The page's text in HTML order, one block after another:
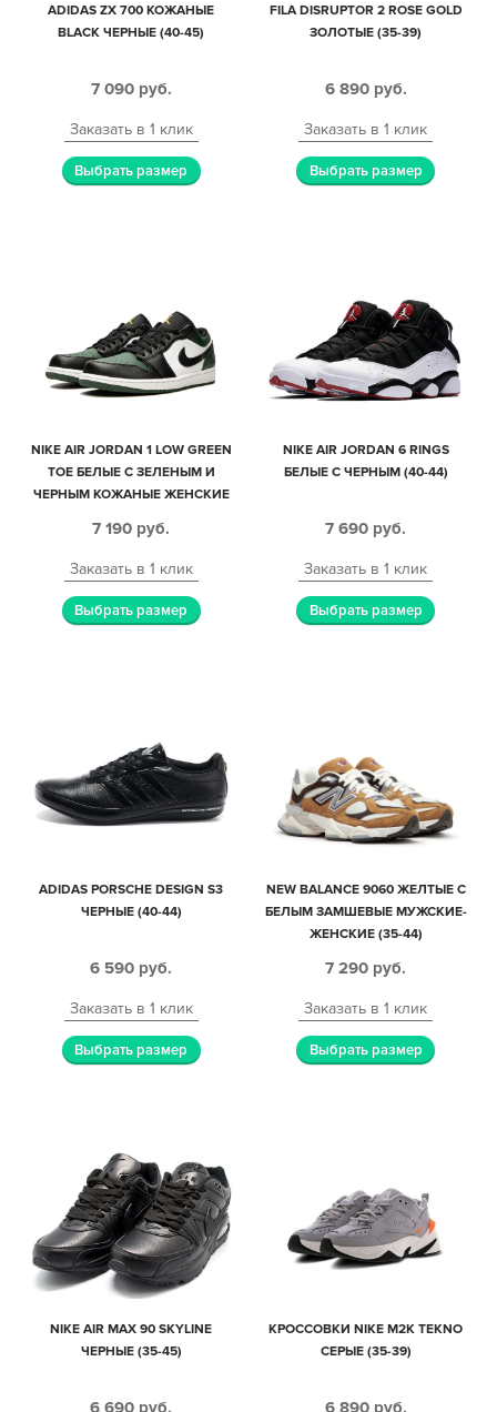
ADIDAS ZX 700 КОЖАНЫЕ
BLACK ЧЕРНЫЕ (40-45)
7 090 руб.
Заказать в 1 клик
Выбрать размер
FILA DISRUPTOR 2 ROSE GOLD
ЗОЛОТЫЕ (35-39)
6 890 руб.
Заказать в 1 клик
Выбрать размер
NIKE AIR JORDAN 1 LOW GREEN
TOE БЕЛЫЕ С ЗЕЛЕНЫМ И
ЧЕРНЫМ КОЖАНЫЕ ЖЕНСКИЕ
7 190 руб.
Заказать в 1 клик
Выбрать размер
NIKE AIR JORDAN 6 RINGS
БЕЛЫЕ С ЧЕРНЫМ (40-44)
7 690 руб.
Заказать в 1 клик
Выбрать размер
ADIDAS PORSCHE DESIGN S3
ЧЕРНЫЕ (40-44)
6 590 руб.
Заказать в 1 клик
Выбрать размер
NEW BALANCE 9060 ЖЕЛТЫЕ С
БЕЛЫМ ЗАМШЕВЫЕ МУЖСКИЕ-
ЖЕНСКИЕ (35-44)
7 290 руб.
Заказать в 1 клик
Выбрать размер
NIKE AIR MAX 90 SKYLINE
ЧЕРНЫЕ (35-45)
6 690 руб.
КРОССОВКИ NIKE M2K TEKNO
СЕРЫЕ (35-39)
6 890 руб.